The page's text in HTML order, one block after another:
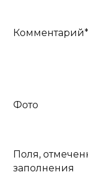
Комментарий*
Фото
Поля,
заполнения